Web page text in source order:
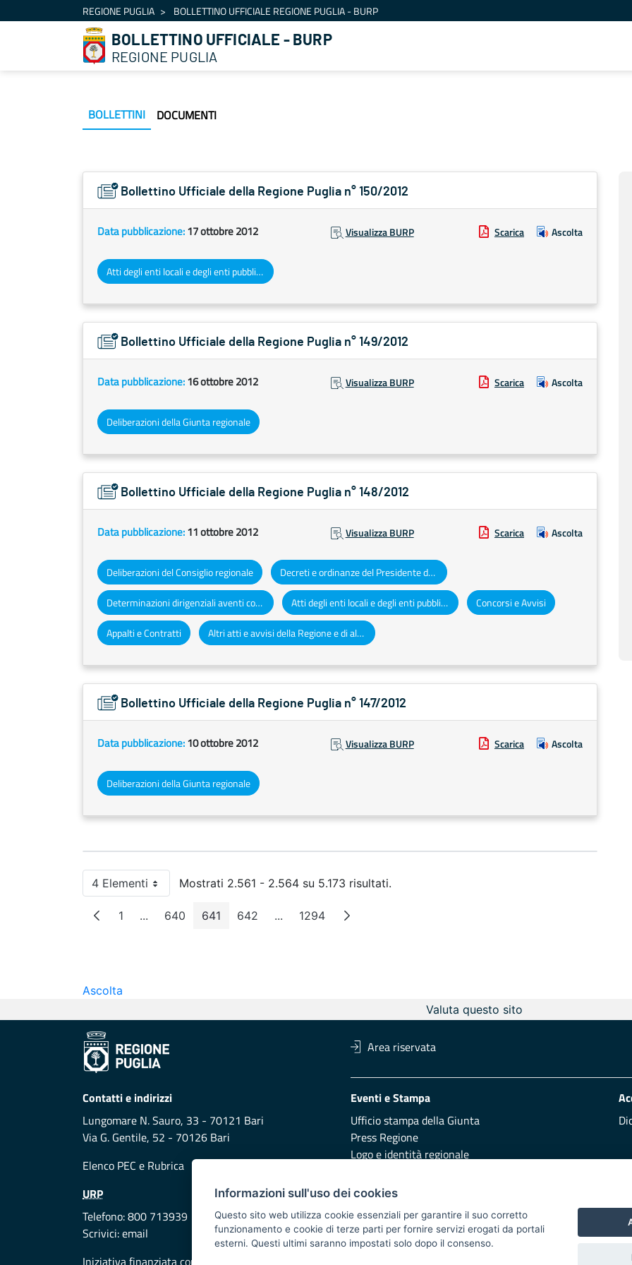
Salta al contenutoREGIONE PUGLIA BOLLETTINO UFFICIALE REGIONE PUGLIA - BURP
BOLLETTINO UFFICIALE - BURP
REGIONE PUGLIA
BOLLETTINI DOCUMENTI
Bollettino Ufficiale della Regione Puglia n° 150/2012
Data pubblicazione:17 ottobre 2012 Visualizza BURP Scarica Ascolta
Atti degli enti locali e degli enti pubblici e privati
Bollettino Ufficiale della Regione Puglia n° 149/2012
Data pubblicazione:16 ottobre 2012 Visualizza BURP Scarica Ascolta
Deliberazioni della Giunta regionale
Bollettino Ufficiale della Regione Puglia n° 148/2012
Data pubblicazione:11 ottobre 2012 Visualizza BURP Scarica Ascolta
Deliberazioni del Consiglio regionale Decreti e ordinanze del Presidente della Giunta regionale
Determinazioni dirigenziali aventi contenuto di interesse generale Atti degli enti locali e degli enti pubblici e privati Concorsi e Avvisi
Appalti e Contratti Altri atti e avvisi della Regione e di altri enti pubblici che interessano la collettività regionale
Bollettino Ufficiale della Regione Puglia n° 147/2012
Data pubblicazione:10 ottobre 2012 Visualizza BURP Scarica Ascolta
Deliberazioni della Giunta regionale
4 ElementiPer paginaMostrati 2.561 - 2.564 su 5.173 risultati.
Pagina
1 ...Pagine intermedie
Pagina
640 Pagina
641 Pagina
642 ...Pagine intermedie
Pagina
1294
Ascolta
Valuta questo sito
Area riservata
Contatti e indirizzi
Lungomare N. Sauro, 33 - 70121 Bari
Via G. Gentile, 52 - 70126 Bari
Elenco PEC e Rubrica
Eventi e Stampa
Ufficio stampa della Giunta
Press Regione
Logo e identità regionale
URP
Telefono: 800 713939
Scrivici:email
Redazione
Presentazione
Responsabili di pubblicazione
Iniziativa finanziata con risorse del POR Puglia 2014/2020 - Asse XI
Informazioni sull'uso dei cookies
Questo sito web utilizza cookie essenziali per garantire il suo corretto
funzionamento e cookie di terze parti per fornire servizi erogati da portali
esterni. Questi ultimi saranno impostati solo dopo il consenso.